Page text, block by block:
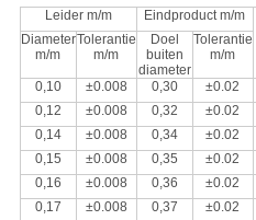
Leider m/m Eindproduct m/m
Diameter
m/m
Tolerantie
m/m
Doel
buiten
diameter
Tolerantie
m/m
0,10 ±0.008 0,30 ±0.02
0,12
±0.008 0,32 ±0.02
0,14
±0.008 0,34 ±0.02
0,15
±0.008 0,35 ±0.02
0,16
±0.008 0,36 ±0.02
0,17
±0.008 0,37 ±0.02